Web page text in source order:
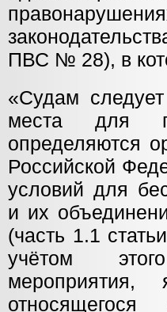
ПВС № 28), в
«Судам
места для
определяются
Российской
условий для
и их
(часть 1.1
учётом